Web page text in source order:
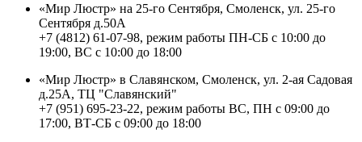
«Мир Люстр» на 25-го Сентября, Смоленск, ул. 25-го
Сентября д.50А
+7 (4812) 61-07-98, режим работы ПН-СБ с 10:00 до
19:00, ВС с 10:00 до 18:00
«Мир Люстр» в Славянском, Смоленск, ул. 2-ая Садовая
д.25А, ТЦ "Славянский"
+7 (951) 695-23-22, режим работы ВС, ПН с 09:00 до
17:00, ВТ-СБ с 09:00 до 18:00